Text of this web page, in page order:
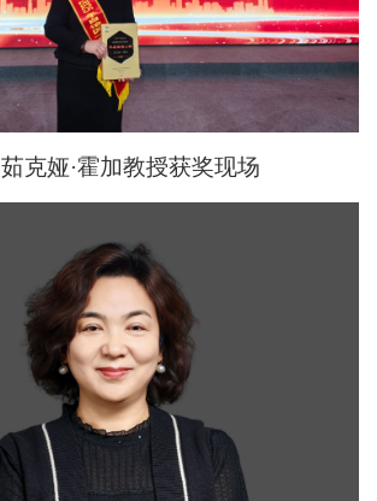
茹克娅·霍加教授获奖现场